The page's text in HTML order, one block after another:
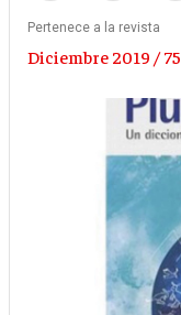
Pertenece a la revista
Diciembre 2019 / 75